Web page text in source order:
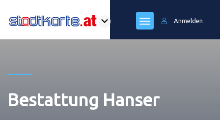
Anmelden
Bestattung Hanser